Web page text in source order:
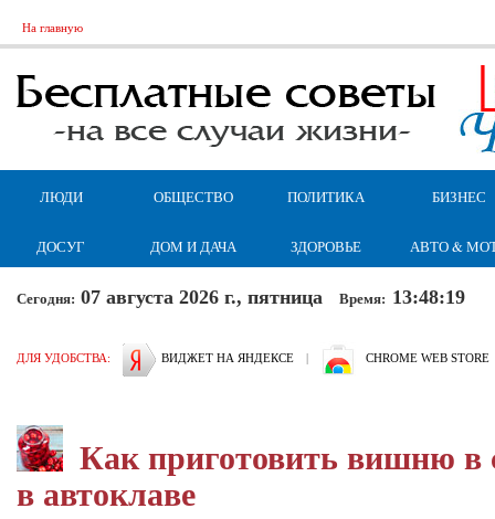
На главную
ЛЮДИ ОБЩЕСТВО ПОЛИТИКА БИЗНЕС
ДОСУГ ДОМ И ДАЧА ЗДОРОВЬЕ АВТО &
Сегодня: 07 августа 2026 г., пятница Время: 13:48:19
ДЛЯ УДОБСТВА: ВИДЖЕТ НА ЯНДЕКСЕ | CHROME WEB STORE
Как приготовить вишню в
в автоклаве